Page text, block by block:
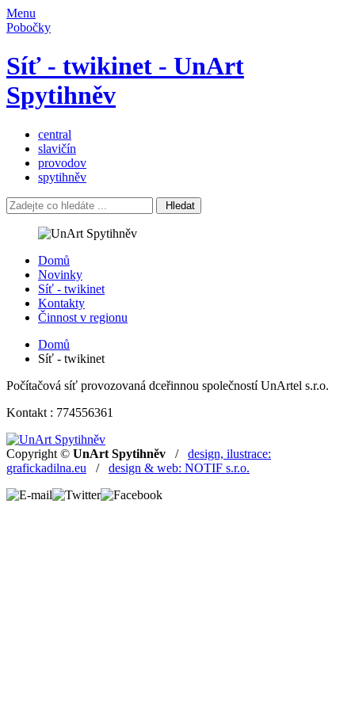
Menu
Pobočky
Síť - twikinet - UnArt
Spytihněv
central
slavičín
provodov
spytihněv
Hledat
Domů
Novinky
Síť - twikinet
Kontakty
Činnost v regionu
Domů
Síť - twikinet
Počítačová síť provozovaná dceřinnou společností UnArtel s.r.o.
Kontakt : 774556361
Copyright © UnArt Spytihněv / design, ilustrace:
grafickadilna.eu / design & web: NOTIF s.r.o.